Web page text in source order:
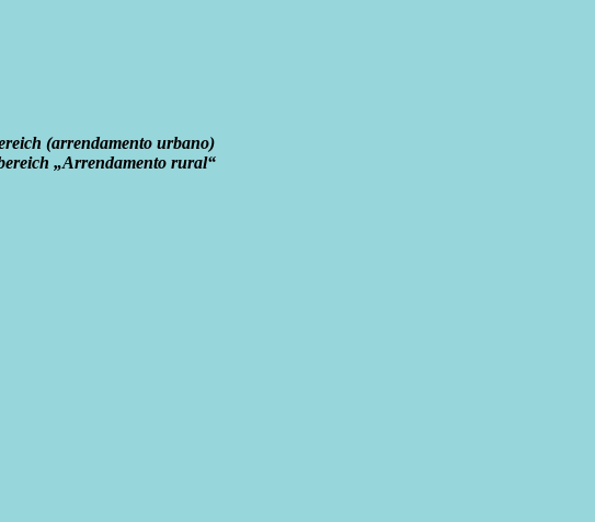
(arrendamento urbano)
„Arrendamento rural“